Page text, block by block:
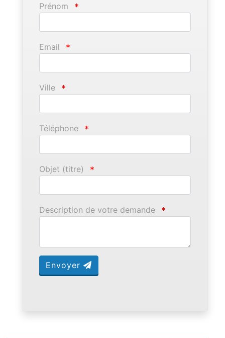
Prénom *
Email *
Ville *
Téléphone *
Objet (titre) *
Description de votre demande *
Envoyer